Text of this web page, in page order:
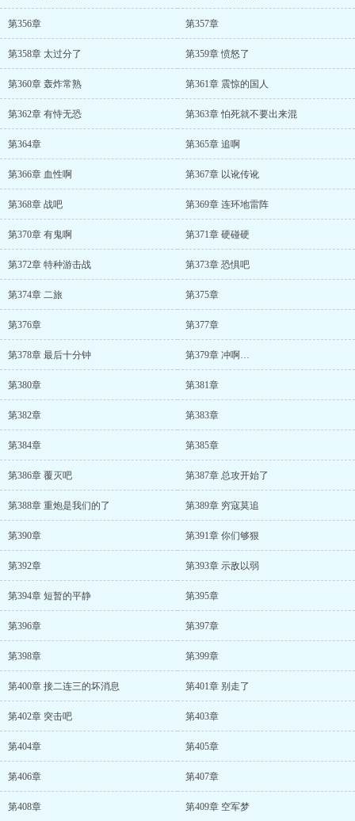
第356章 第357章
第358章 太过分了 第359章 愤怒了
第360章 轰炸常熟 第361章 震惊的国人
第362章 有恃无恐 第363章 怕死就不要出来混
第364章 第365章 追啊
第366章 血性啊 第367章 以讹传讹
第368章 战吧 第369章 连环地雷阵
第370章 有鬼啊 第371章 硬碰硬
第372章 特种游击战 第373章 恐惧吧
第374章 二旅 第375章
第376章 第377章
第378章 最后十分钟 第379章 冲啊…
第380章 第381章
第382章 第383章
第384章 第385章
第386章 覆灭吧 第387章 总攻开始了
第388章 重炮是我们的了 第389章 穷寇莫追
第390章 第391章 你们够狠
第392章 第393章 示敌以弱
第394章 短暂的平静 第395章
第396章 第397章
第398章 第399章
第400章 接二连三的坏消息 第401章 别走了
第402章 突击吧 第403章
第404章 第405章
第406章 第407章
第408章 第409章 空军梦